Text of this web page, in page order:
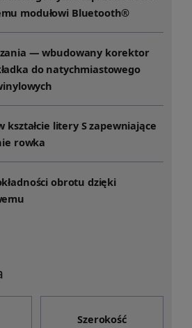
modułowi Bluetooth®
— wbudowany korektor
do natychmiastowego
kształcie litery S zapewniające
rowka
obrotu dzięki
Szerokość